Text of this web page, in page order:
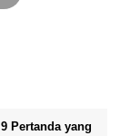
Pertanda yang